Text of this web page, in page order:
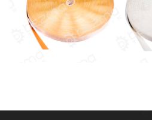
Silindir Sargı Lastikleri